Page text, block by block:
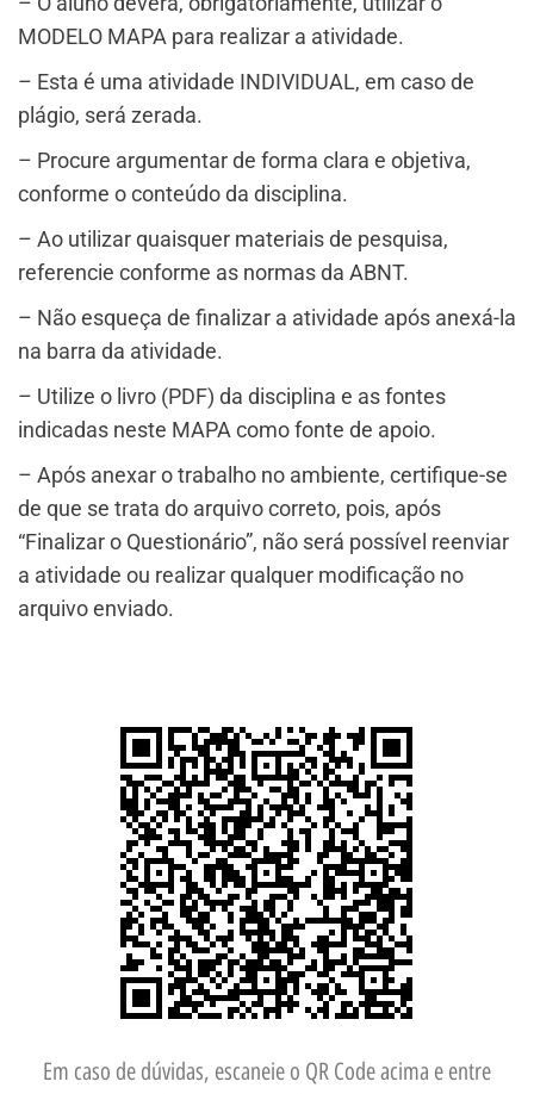
MODELO MAPA para realizar a atividade.
– Esta é uma atividade INDIVIDUAL, em caso de
plágio, será zerada.
– Procure argumentar de forma clara e objetiva,
conforme o conteúdo da disciplina.
– Ao utilizar quaisquer materiais de pesquisa,
referencie conforme as normas da ABNT.
– Não esqueça de finalizar a atividade após anexá-la
na barra da atividade.
– Utilize o livro (PDF) da disciplina e as fontes
indicadas neste MAPA como fonte de apoio.
– Após anexar o trabalho no ambiente, certifique-se
de que se trata do arquivo correto, pois, após
“Finalizar o Questionário”, não será possível reenviar
a atividade ou realizar qualquer modificação no
arquivo enviado.
Em caso de dúvidas, escaneie o QR Code acima e entre